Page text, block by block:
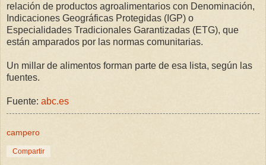
relación de productos agroalimentarios con Denominación,
Indicaciones Geográficas Protegidas (IGP) o
Especialidades Tradicionales Garantizadas (ETG), que
están amparados por las normas comunitarias.
Un millar de alimentos forman parte de esa lista, según las
fuentes.
Fuente: abc.es
campero
Compartir